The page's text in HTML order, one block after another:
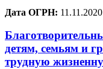
Дата ОГРН: 11.11.2020
детям, семьям и
трудную